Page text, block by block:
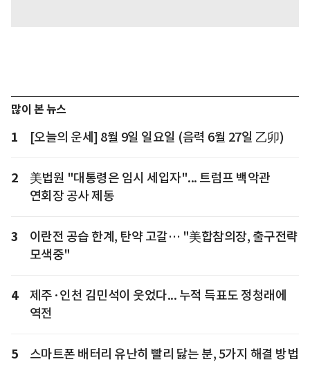
많이 본 뉴스
1 [오늘의 운세] 8월 9일 일요일 (음력 6월 27일 乙卯)
2
美법원 "대통령은 임시 세입자"... 트럼프 백악관
연회장 공사 제동
3
이란전 공습 한계, 탄약 고갈… "美합참의장, 출구전략
모색중"
4
제주·인천 김민석이 웃었다... 누적 득표도 정청래에
역전
5 스마트폰 배터리 유난히 빨리 닳는 분, 5가지 해결 방법